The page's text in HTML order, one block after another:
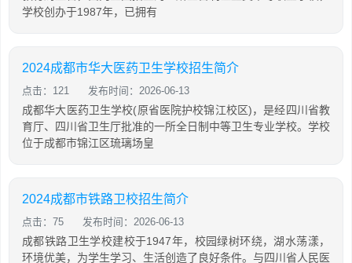
学校创办于1987年，已拥有
2024成都市华大医药卫生学校招生简介
点击：121 发布时间：2026-06-13
成都华大医药卫生学校(原省医院护校锦江校区)，是经四川省教
育厅、四川省卫生厅批准的一所全日制中等卫生专业学校。学校
位于成都市锦江区琉璃场皇
2024成都市铁路卫校招生简介
点击：75 发布时间：2026-06-13
成都铁路卫生学校建校于1947年，校园绿树环绕，湖水荡漾，
环境优美，为学生学习、生活创造了良好条件。与四川省人民医